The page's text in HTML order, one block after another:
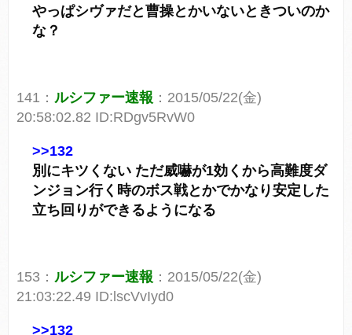
やっぱシヴァだと曹操とかいないときついのか
な？
141： ルシファー速報 ：2015/05/22(金)
20:58:02.82 ID:RDgv5RvW0
>>132
別にキツくない ただ威嚇が1効くから高難度ダ
ンジョン行く時のボス戦とかでかなり安定した
立ち回りができるようになる
153： ルシファー速報 ：2015/05/22(金)
21:03:22.49 ID:lscVvIyd0
>>132